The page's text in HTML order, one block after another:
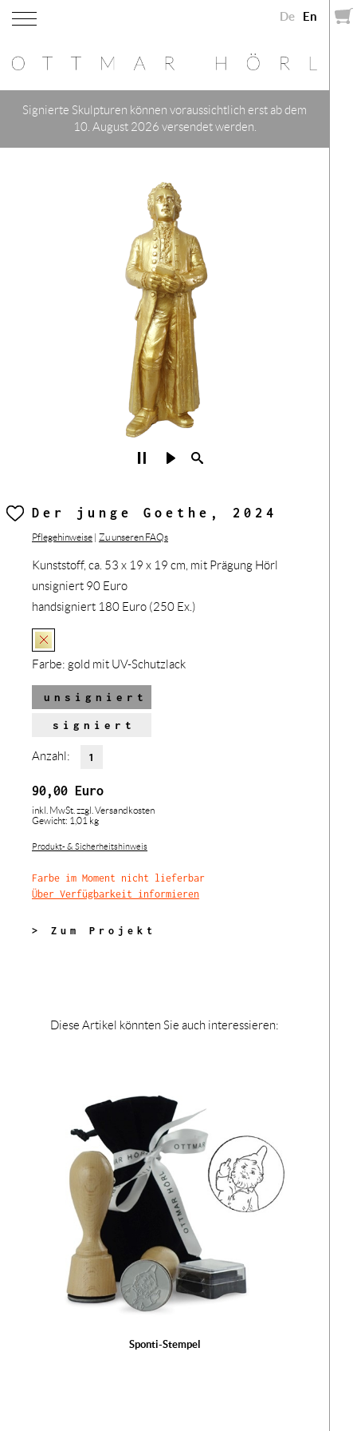
De En
Signierte Skulpturen können voraussichtlich erst ab dem
10. August 2026 versendet werden.
Der junge Goethe, 2024
Pflegehinweise | Zu unseren FAQs
Kunststoff, ca. 53 x 19 x 19 cm, mit Prägung Hörl
unsigniert 90 Euro
handsigniert 180 Euro (250 Ex.)
Farbe: gold mit UV-Schutzlack
unsigniert
signiert
Anzahl:
90,00 Euro
inkl. MwSt. zzgl. Versandkosten
Gewicht: 1,01 kg
Produkt- & Sicherheitshinweis
Farbe im Moment nicht lieferbar
Über Verfügbarkeit informieren
> Zum Projekt
Diese Artikel könnten Sie auch interessieren:
Sponti-Stempel